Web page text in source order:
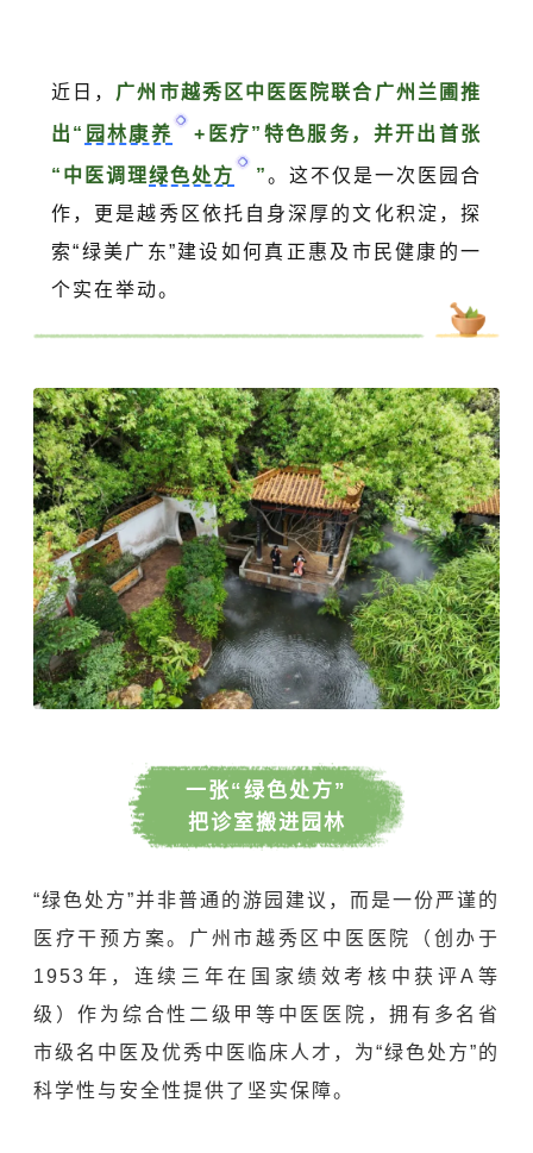
近日， 广州市越秀区中医医院联合广州兰圃推
出“ 园林康养 +医疗”特色服务，并开出首张
“中医调理绿色处方 ”。这不仅是一次医园合
作，更是越秀区依托自身深厚的文化积淀，探
索“绿美广东”建设如何真正惠及市民健康的一
个实在举动。
一张“绿色处方”
把诊室搬进园林
“绿色处方”并非普通的游园建议，而是一份严谨的
医疗干预方案。广州市越秀区中医医院（创办于
1953年，连续三年在国家绩效考核中获评A等
级）作为综合性二级甲等中医医院，拥有多名省
市级名中医及优秀中医临床人才，为“绿色处方”的
科学性与安全性提供了坚实保障。